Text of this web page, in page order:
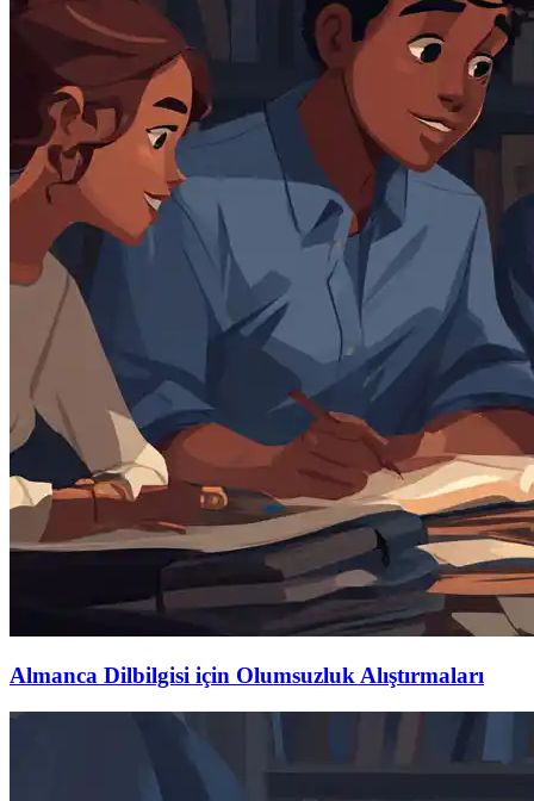
Almanca Dilbilgisi için Olumsuzluk Alıştırmaları